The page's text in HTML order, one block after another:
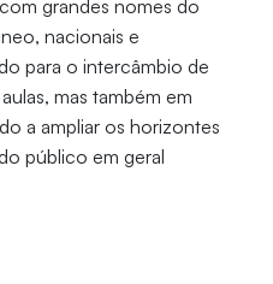
grandes nomes do
nacionais e
para o intercâmbio de
mas também em
a ampliar os horizontes
público em geral